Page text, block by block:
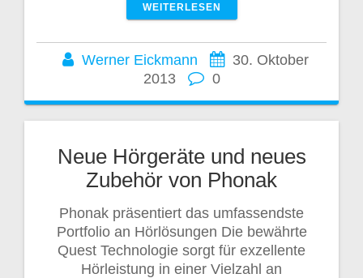
WEITERLESEN
Werner Eickmann
30. Oktober
2013
0
Neue Hörgeräte und neues
Zubehör von Phonak
Phonak präsentiert das umfassendste
Portfolio an Hörlösungen Die bewährte
Quest Technologie sorgt für exzellente
Hörleistung in einer Vielzahl an